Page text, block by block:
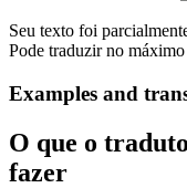
Seu texto foi
Pode traduzir no máximo
Examples and
O que o
fazer